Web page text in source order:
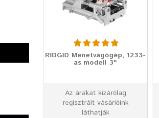
RIDGID Menetvágógép, 1233-
as modell 3"
Az árakat kizárólag
regisztrált vásárlóink
láthatják